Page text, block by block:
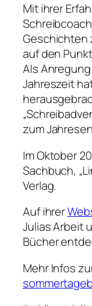
Mit ihrer
Geschichten
auf den
Als
Jahreszeit
zum
Im Oktober
Sachbuch,
Verlag.
Auf ihrer
Julias Arbeit
Bücher
Mehr Infos